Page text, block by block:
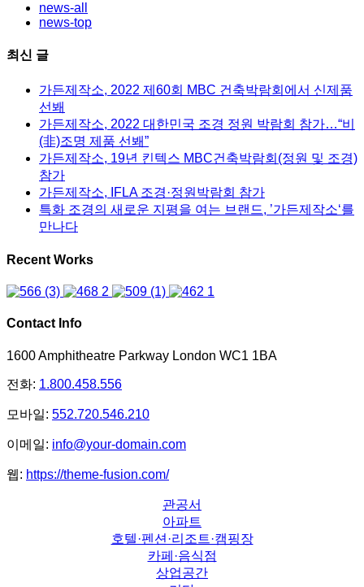
news-all
news-top
최신 글
가든제작소, 2022 제60회 MBC 건축박람회에서 신제품
선봬
가든제작소, 2022 대한민국 조경 정원 박람회 참가…“비
(非)조명 제품 선봬”
가든제작소, 19년 킨텍스 MBC건축박람회(정원 및 조경)
참가
가든제작소, IFLA 조경·정원박람회 참가
특화 조경의 새로운 지평을 여는 브랜드, ’가든제작소‘를
만나다
Recent Works
Contact Info
1600 Amphitheatre Parkway London WC1 1BA
전화: 1.800.458.556
모바일: 552.720.546.210
이메일: info@your-domain.com
웹: https://theme-fusion.com/
관공서
아파트
호텔·펜션·리조트·캠핑장
카페·음식점
상업공간